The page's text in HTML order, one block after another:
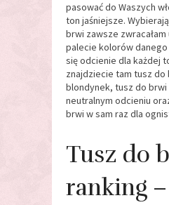
pasować do Waszych
ton jaśniejsze.
brwi zawsze
palecie kolorów
się odcienie dla każdej
znajdziecie tam tusz do
blondynek, tusz do brwi
neutralnym odcieniu
brwi w sam raz dla
Tusz do
ranking –